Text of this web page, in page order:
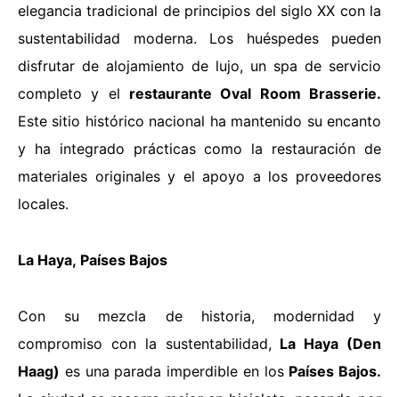
elegancia tradicional de principios del siglo XX con la
sustentabilidad moderna. Los huéspedes pueden
disfrutar de alojamiento de lujo, un spa de servicio
completo y el restaurante Oval Room Brasserie.
Este sitio histórico nacional ha mantenido su encanto
y ha integrado prácticas como la restauración de
materiales originales y el apoyo a los proveedores
locales.
La Haya, Países Bajos
Con su mezcla de historia, modernidad y
compromiso con la sustentabilidad, La Haya (Den
Haag) es una parada imperdible en los Países Bajos.